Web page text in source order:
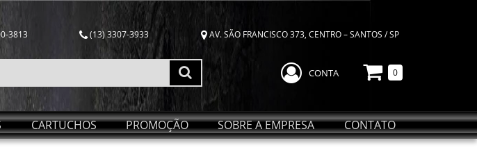
3813 (13) 3307-3933 AV. SÃO FRANCISCO 373, CENTRO – SANTOS / SP
CONTA 0
CARTUCHOS PROMOÇÃO SOBRE A EMPRESA CONTATO